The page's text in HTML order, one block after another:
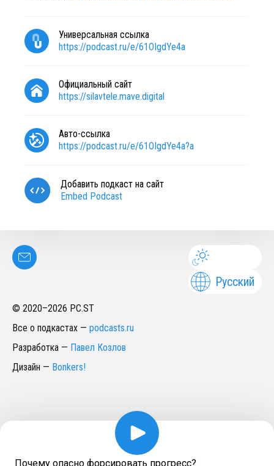
Универсальная ссылка
https://podcast.ru/e/61OIgdYe4a
Официальный сайт
https://silavtele.mave.digital
Авто-ссылка
https://podcast.ru/e/61OIgdYe4a?a
Добавить подкаст на сайт
Embed Podcast
Русский
© 2020–2026 PC.ST
Все о подкастах — podcasts.ru
Разработка — Павел Козлов
Дизайн — Bonkers!
Почему опасно форсировать прогресс?